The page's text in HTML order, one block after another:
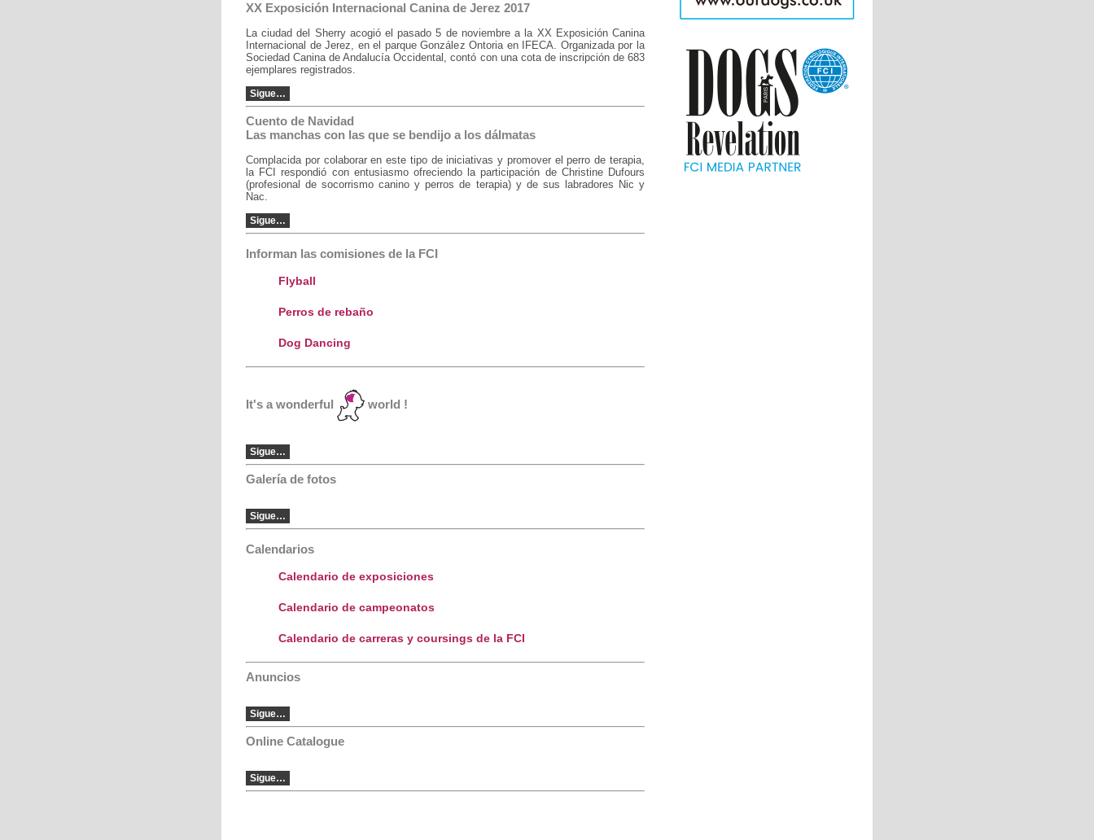
XX Exposición Internacional Canina de Jerez 2017
La ciudad del Sherry acogió el pasado 5 de noviembre a la XX Exposición Canina
Internacional de Jerez, en el parque González Ontoria en IFECA. Organizada por la
Sociedad Canina de Andalucía Occidental, contó con una cota de inscripción de 683
ejemplares registrados.
Sigue…
Cuento de Navidad
Las manchas con las que se bendijo a los dálmatas
Complacida por colaborar en este tipo de iniciativas y promover el perro de terapia,
la FCI respondió con entusiasmo ofreciendo la participación de Christine Dufours
(profesional de socorrismo canino y perros de terapia) y de sus labradores Nic y
Nac.
Sigue…
Informan las comisiones de la FCI
Flyball
Perros de rebaño
Dog Dancing
It's a wonderful world !
Sigue…
Galería de fotos
Sigue…
Calendarios
Calendario de exposiciones
Calendario de campeonatos
Calendario de carreras y coursings de la FCI
Anuncios
Sigue…
Online Catalogue
Sigue…